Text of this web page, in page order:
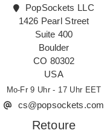
PopSockets LLC
1426 Pearl Street
Suite 400
Boulder
CO 80302
USA
Mo-Fr 9 Uhr - 17 Uhr EET
cs@popsockets.com
Retoure